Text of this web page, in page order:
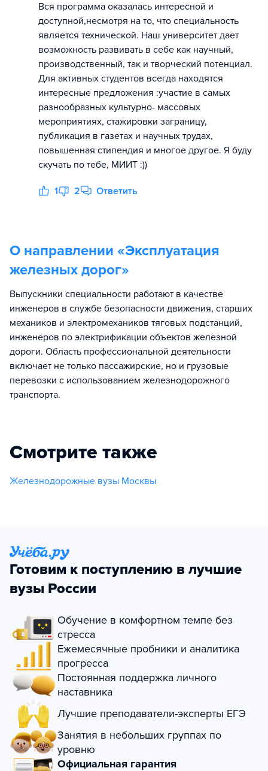
Вся программа оказалась интересной и
доступной,несмотря на то, что специальность
является технической. Наш университет дает
возможность развивать в себе как научный,
производственный, так и творческий потенциал.
Для активных студентов всегда находятся
интересные предложения :участие в самых
разнообразных культурно- массовых
мероприятиях, стажировки заграницу,
публикация в газетах и научных трудах,
повышенная стипендия и многое другое. Я буду
скучать по тебе, МИИТ :))
1 2 Ответить
О направлении «Эксплуатация
железных дорог»
Выпускники специальности работают в качестве
инженеров в службе безопасности движения, старших
механиков и электромехаников тяговых подстанций,
инженеров по электрификации объектов железной
дороги. Область профессиональной деятельности
включает не только пассажирские, но и грузовые
перевозки с использованием железнодорожного
транспорта.
Смотрите также
Железнодорожные вузы Москвы
Готовим к поступлению в лучшие
вузы России
Обучение в комфортном темпе без
стресса
Ежемесячные пробники и аналитика
прогресса
Постоянная поддержка личного
наставника
Лучшие преподаватели-эксперты ЕГЭ
Занятия в небольших группах по
уровню
Официальная гарантия